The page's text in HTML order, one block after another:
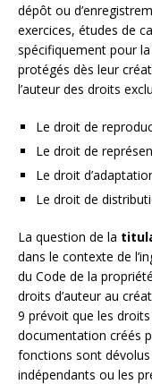
dépôt ou
exercices, études de
spécifiquement pour
protégés dès leur
l’auteur des droits
Le droit de
Le droit de
Le droit
Le droit de
La question de la
dans le contexte de
du Code de la
droits d’auteur au
9 prévoit que les
documentation créés
fonctions sont
indépendants ou les